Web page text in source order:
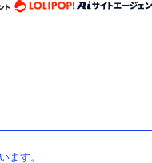
ます。